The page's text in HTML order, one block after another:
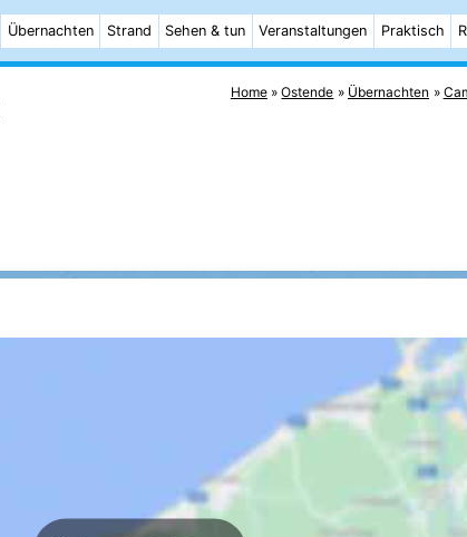
Übernachten Strand Sehen & tun Veranstaltungen Praktisch
Home Ostende Übernachten